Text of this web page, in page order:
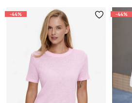
-44% -44%